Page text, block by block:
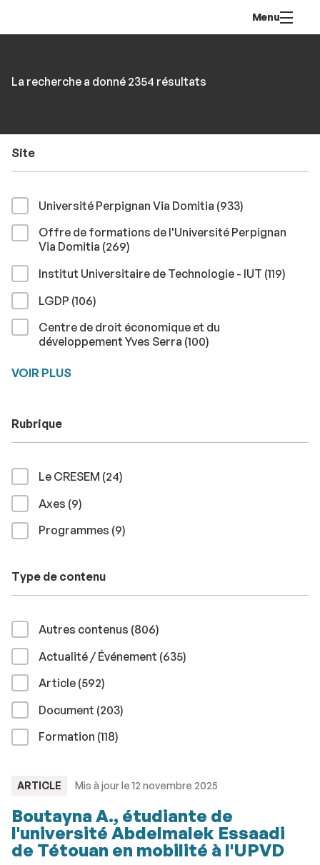
contenu
Menu
par
La recherche a donné 2354 résultats
Site
Université Perpignan Via Domitia (933résultats
)
Offre de formations de l'Université Perpignan
Via Domitia (269résultats
)
Institut Universitaire de Technologie - IUT (119)
LGDP (106résultats
)
Centre de droit économique et du
développement Yves Serra (100résultats
)
VOIR PLUS
Rubrique
Le CRESEM (24résultats
)
Axes (9résultats
)
Programmes (9résultats
)
Type de contenu
Autres contenus (806résultats
)
Actualité / Événement (635résultats
)
Article (592résultats
)
Document (203résultats
)
Formation (118résultats
)
TYPE
ARTICLE Mis à jour le 12 novembre 2025
Boutayna A., étudiante de
l'université Abdelmalek Essaadi
de Tétouan en mobilité à l'UPVD